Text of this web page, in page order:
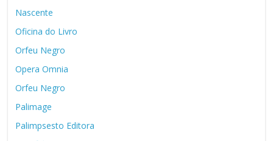
Nascente
Oficina do Livro
Orfeu Negro
Opera Omnia
Orfeu Negro
Palimage
Palimpsesto Editora